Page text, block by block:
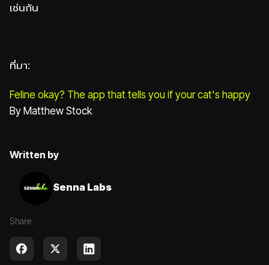
เช่นกัน
ที่มา:
Feline okay? The app that tells you if your cat's happy
By Matthew Stock
Written by
Senna Labs
Share